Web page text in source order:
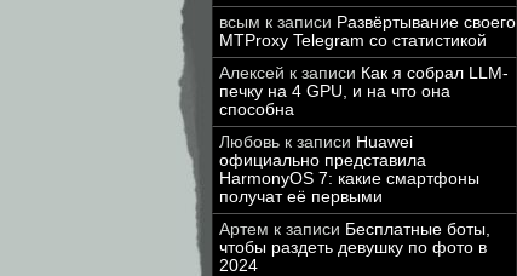
всым к записи Развёртывание своего
MTProxy Telegram со статистикой
Алексей к записи Как я собрал LLM-
печку на 4 GPU, и на что она
способна
Любовь к записи Huawei
официально представила
HarmonyOS 7: какие смартфоны
получат её первыми
Артем к записи Бесплатные боты,
чтобы раздеть девушку по фото в
2024